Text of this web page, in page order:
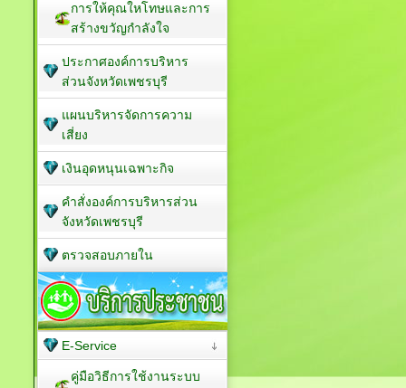
การให้คุณใหโทษและการ
สร้างขวัญกำลังใจ
ประกาศองค์การบริหาร
ส่วนจังหวัดเพชรบุรี
แผนบริหารจัดการความ
เสี่ยง
เงินอุดหนุนเฉพาะกิจ
คำสั่งองค์การบริหารส่วน
จังหวัดเพชรบุรี
ตรวจสอบภายใน
E-Service
คู่มือวิธีการใช้งานระบบ